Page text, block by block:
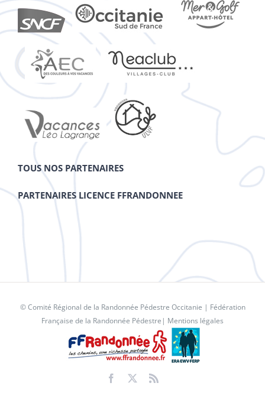
TOUS NOS PARTENAIRES
PARTENAIRES LICENCE FFRANDONNEE
© Comité Régional de la Randonnée Pédestre Occitanie | Fédération
Française de la Randonnée Pédestre | Mentions légales
Facebook